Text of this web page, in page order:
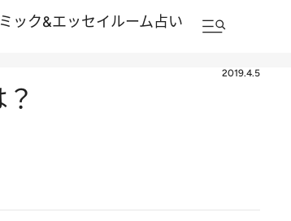
ック&エッセイルーム占い
2019.4.5